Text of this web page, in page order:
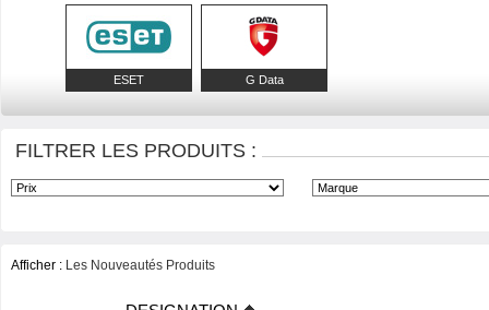
ESET G Data
FILTRER LES PRODUITS :
Afficher : Les Nouveautés Produits